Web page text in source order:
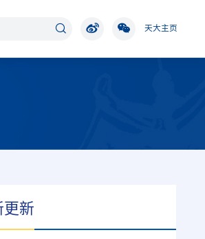
天大主页
更新